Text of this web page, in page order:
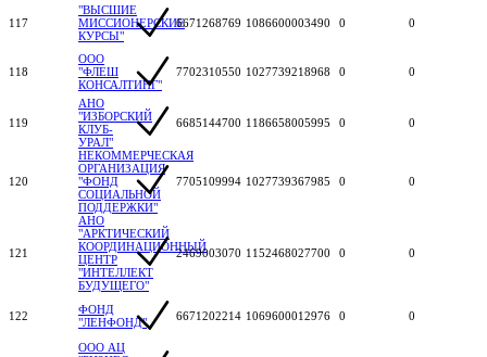
117
"ВЫСШИЕ
МИССИОНЕРСКИЕ
КУРСЫ"
6671268769 1086600003490 0 0
118
ООО
"ФЛЕШ
КОНСАЛТИНГ"
7702310550 1027739218968 0 0
119
АНО
"ИЗБОРСКИЙ
КЛУБ-
УРАЛ"
6685144700 1186658005995 0 0
120
НЕКОММЕРЧЕСКАЯ
ОРГАНИЗАЦИЯ
"ФОНД
СОЦИАЛЬНОЙ
ПОДДЕРЖКИ"
7705109994 1027739367985 0 0
121
АНО
"АРКТИЧЕСКИЙ
КООРДИНАЦИОННЫЙ
ЦЕНТР
"ИНТЕЛЛЕКТ
БУДУЩЕГО"
2469003070 1152468027700 0 0
122
ФОНД
"ЛЕНФОНД"
6671202214 1069600012976 0 0
ООО АЦ